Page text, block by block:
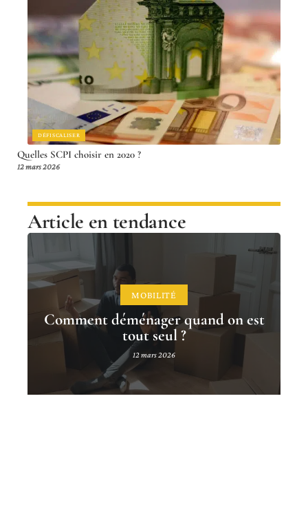
DÉFISCALISER
Quelles SCPI choisir en 2020 ?
12 mars 2026
Article en tendance
MOBILITÉ
Comment déménager quand on est
tout seul ?
12 mars 2026